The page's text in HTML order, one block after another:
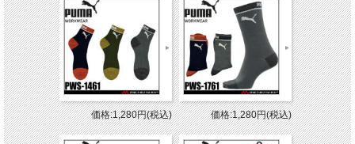
価格:1,280円(税込) 価格:1,280円(税込)